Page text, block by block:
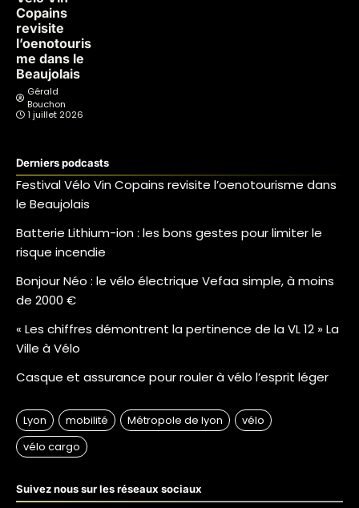
Copains
revisite
l’oenotouris
me dans le
Beaujolais
Gérald
Bouchon
1 juillet 2026
Derniers podcasts
Festival Vélo Vin Copains revisite l’oenotourisme dans
le Beaujolais
Batterie Lithium-ion : les bons gestes pour limiter le
risque incendie
Bonjour Néo : le vélo électrique Vefaa simple, à moins
de 2000 €
« Les chiffres démontrent la pertinence de la VL 12 » La
Ville à Vélo
Casque et assurance pour rouler à vélo l’esprit léger
Suivez nous sur les réseaux sociaux